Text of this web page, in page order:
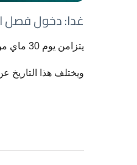
غدا: دخول فصل
يتزامن يوم 30 ماي من كل سنة مع دخول فصل الصيف، وفق التقويم الفلاحي التقليدي.
ويختلف هذا التاريخ عن